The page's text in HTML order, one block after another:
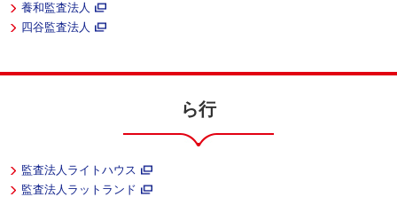
養和監査法人
四谷監査法人
ら行
監査法人ライトハウス
監査法人ラットランド